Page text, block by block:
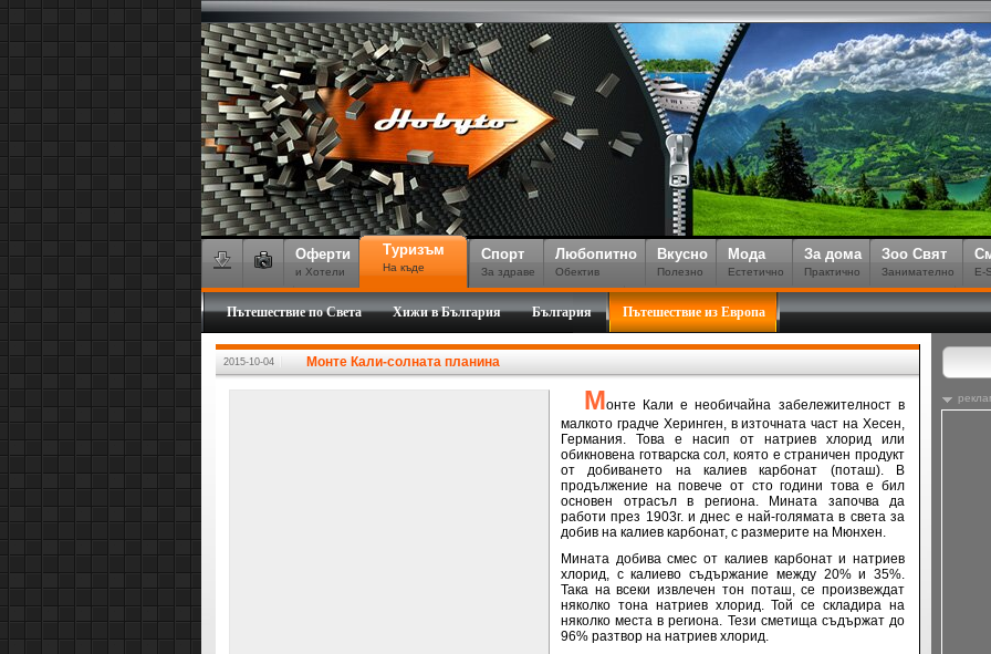
Оферти
и Хотели
Туризъм
На къде
Спорт
За здраве
Любопитно
Обектив
Вкусно
Полезно
Мода
Естетично
За дома
Практично
Зоо Свят
Занимателно E-
Пътешествие по Света Хижи в България България Пътешествие из Европа
2015-10-04 Монте Кали-солната планина
Монте Кали е необичайна забележителност в
малкото градче Херинген, в източната част на Хесен,
Германия. Това е насип от натриев хлорид или
обикновена готварска сол, която е страничен продукт
от добиването на калиев карбонат (поташ). В
продължение на повече от сто години това е бил
основен отрасъл в региона. Мината започва да
работи през 1903г. и днес е най-голямата в света за
добив на калиев карбонат, с размерите на Мюнхен.
Мината добива смес от калиев карбонат и натриев
хлорид, с калиево съдържание между 20% и 35%.
Така на всеки извлечен тон поташ, се произвеждат
няколко тона натриев хлорид. Той се складира на
няколко места в региона. Тези сметища съдържат до
96% разтвор на натриев хлорид.